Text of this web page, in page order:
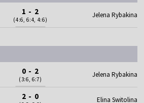
1 - 2
(4:6, 6:4, 4:6)
Jelena Rybakina
0 - 2
(3:6, 6:7)
Jelena Rybakina
2 - 0 Elina Switolina